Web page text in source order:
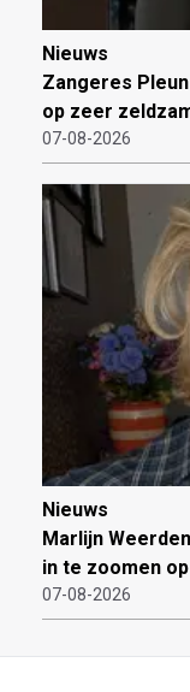
Nieuws
Zangeres
op zeer
07-08-2026
Nieuws
Marlijn
in te zoomen
07-08-2026